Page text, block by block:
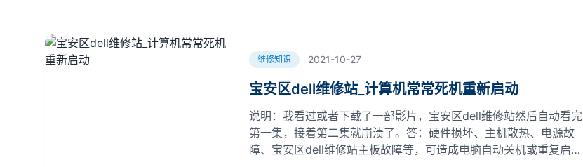
维修知识 2021-10-27
宝安区dell维修站_计算机常常死机重新启动
说明：我看过或者下载了一部影片，宝安区dell维修站然后自动看完
第一集，接着第二集就崩溃了。答：硬件损坏、主机散热、电源故
障、宝安区dell维修站主板故障等，可造成电脑自动关机或重复启